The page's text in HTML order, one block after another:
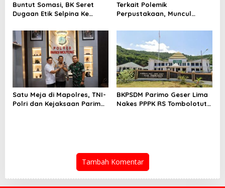
Buntut Somasi, BK Seret
Dugaan Etik Selpina Ke
Terkait Polemik
Perpustakaan, Muncul
Dalam Pengaturan Proyek
Satu Meja di Mapolres, TNI-
Polri dan Kejaksaan Parimo
BKPSDM Parimo Geser Lima
Nakes PPPK RS Tombolotutu
Tambah Komentar